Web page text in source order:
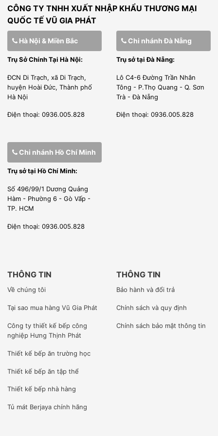
– Chúng tôi có thư phân phối được nhà sản xuất cấp phép
bán hàng tại thị trường Việt Nam.
cấp phép đủ điều kiện lắp đặt, bảo trì, bảo hành sản phẩm
LÀM VIỆC CHUYÊN NGHIỆP
–Chúng tôi là đơn vị nhập khẩu trực tiếp giao hàng và lắp
đặt thi công dự án.
tuyển chọn từ kỹ sư điện lạnh, tay nghề cao từ những
trường đại học, cao đẳng, sau đó kỹ thuật viên được đào
huấn luyện ngắn ngày tại nhà máy của nhà sản xuất.
style=”position: absolute;top: 0;left: 0;width:
– Chúng tôi trực tiếp lắp đặt sản phẩm cho khách hàng từ
những sản phẩm nhỏ nhất tới những công trình lớn sử
CÔNG TY TNHH XUẤT NHẬP KHẨU THƯƠNG MẠI
QUỐC TẾ VŨ GIA PHÁT
Hà Nội & Miền Bắc
Trụ Sở Chính Tại Hà Nội:
ĐCN Di Trạch, xã Di Trạch,
huyện Hoài Đức, Thành phố
Hà Nội
Điện thoại: 0936.005.828
Chi nhánh Đà Nẵng
Trụ sở tại Đà Nẵng:
Lô C4-6 Đường Trần Nhân
Tông - P.Thọ Quang - Q. Sơn
Trà - Đà Nẵng
Điện thoại: 0936.005.828
Chi nhánh Hồ Chí Minh
Trụ sở tại Hồ Chí Minh:
Số 496/99/1 Dương Quảng
Hàm - Phường 6 - Gò Vấp -
TP. HCM
Điện thoại: 0936.005.828
THÔNG TIN
Về chúng tôi
Tại sao mua hàng Vũ Gia Phát
Công ty thiết kế bếp công
nghiệp Hưng Thịnh Phát
Thiết kế bếp ăn trường học
Thiết kế bếp ăn tập thể
Thiết kế bếp nhà hàng
Tủ mát Berjaya chính hãng
THÔNG TIN
Bảo hành và đổi trả
Chính sách và quy định
Chính sách bảo mật thông tin